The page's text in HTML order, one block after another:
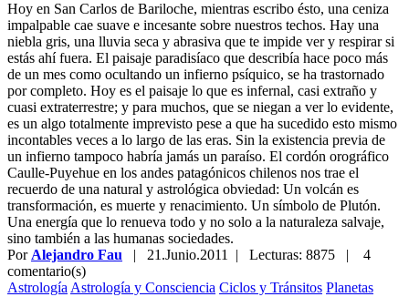
Hoy en San Carlos de Bariloche, mientras escribo ésto, una ceniza
impalpable cae suave e incesante sobre nuestros techos. Hay una
niebla gris, una lluvia seca y abrasiva que te impide ver y respirar si
estás ahí fuera. El paisaje paradisíaco que describía hace poco más
de un mes como ocultando un infierno psíquico, se ha trastornado
por completo. Hoy es el paisaje lo que es infernal, casi extraño y
cuasi extraterrestre; y para muchos, que se niegan a ver lo evidente,
es un algo totalmente imprevisto pese a que ha sucedido esto mismo
incontables veces a lo largo de las eras. Sin la existencia previa de
un infierno tampoco habría jamás un paraíso. El cordón orográfico
Caulle-Puyehue en los andes patagónicos chilenos nos trae el
recuerdo de una natural y astrológica obviedad: Un volcán es
transformación, es muerte y renacimiento. Un símbolo de Plutón.
Una energía que lo renueva todo y no solo a la naturaleza salvaje,
sino también a las humanas sociedades.
PorAlejandro Fau | 21.Junio.2011 | Lecturas: 8875 |
4
comentario(s)
AstrologíaAstrología y Consciencia Ciclos y Tránsitos Planetas